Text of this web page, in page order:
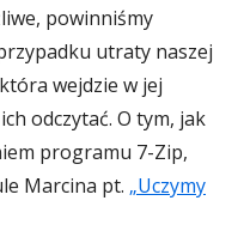
powinniśmy
utraty naszej
wejdzie w jej
odczytać. O tym, jak
programu 7-Zip,
Marcina pt. „Uczymy